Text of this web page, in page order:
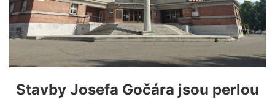
Stavby Josefa Gočára jsou perlou